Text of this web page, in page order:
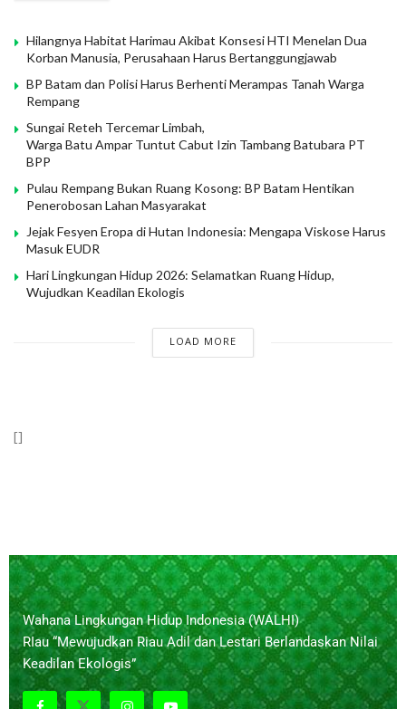
Hilangnya Habitat Harimau Akibat Konsesi HTI Menelan Dua
Korban Manusia, Perusahaan Harus Bertanggungjawab
BP Batam dan Polisi Harus Berhenti Merampas Tanah Warga
Rempang
Sungai Reteh Tercemar Limbah,
Warga Batu Ampar Tuntut Cabut Izin Tambang Batubara PT
BPP
Pulau Rempang Bukan Ruang Kosong: BP Batam Hentikan
Penerobosan Lahan Masyarakat
Jejak Fesyen Eropa di Hutan Indonesia: Mengapa Viskose Harus
Masuk EUDR
Hari Lingkungan Hidup 2026: Selamatkan Ruang Hidup,
Wujudkan Keadilan Ekologis
LOAD MORE
[]
Wahana Lingkungan Hidup Indonesia (WALHI)
RIau “Mewujudkan Riau Adil dan Lestari Berlandaskan Nilai
Keadilan Ekologis”